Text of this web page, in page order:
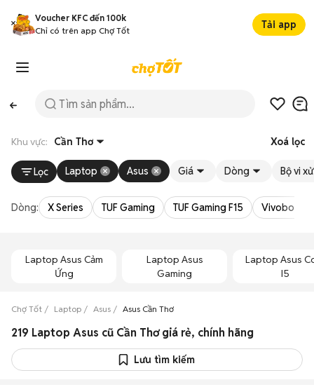
Voucher KFC đến 100k
Chỉ có trên app Chợ Tốt
Tải app
Khu vực: Cần Thơ Xoá lọc
Lọc Laptop Asus Giá Dòng Bộ vi
Dòng: X Series TUF Gaming TUF Gaming F15 Vivobook
Laptop Asus Cảm
Ứng
Laptop Asus
Gaming
Laptop Asus
I5
Chợ Tốt Laptop Asus Asus Cần Thơ
219 Laptop Asus cũ Cần Thơ giá rẻ, chính hãng
Lưu tìm kiếm